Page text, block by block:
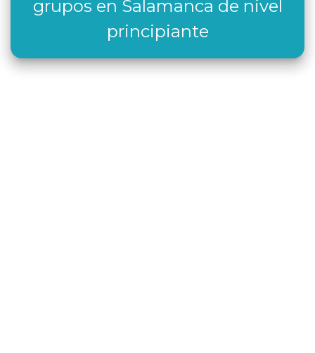
grupos en Salamanca de nivel
principiante